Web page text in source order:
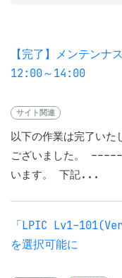
【完了】メンテンナ
12:00～14:00
サイト関連
以下の作業は完了いた
ございました。
います。 下記...
「LPIC Lv1-
を選択可能に